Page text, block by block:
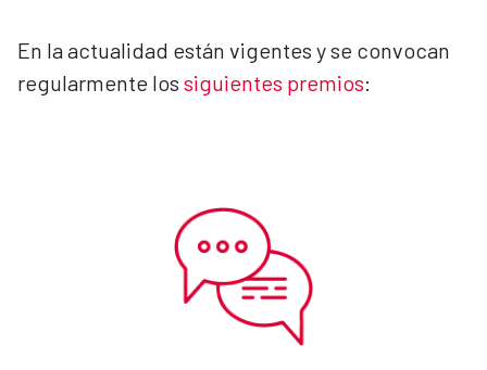
En la actualidad están vigentes y se convocan
regularmente los siguientes premios: